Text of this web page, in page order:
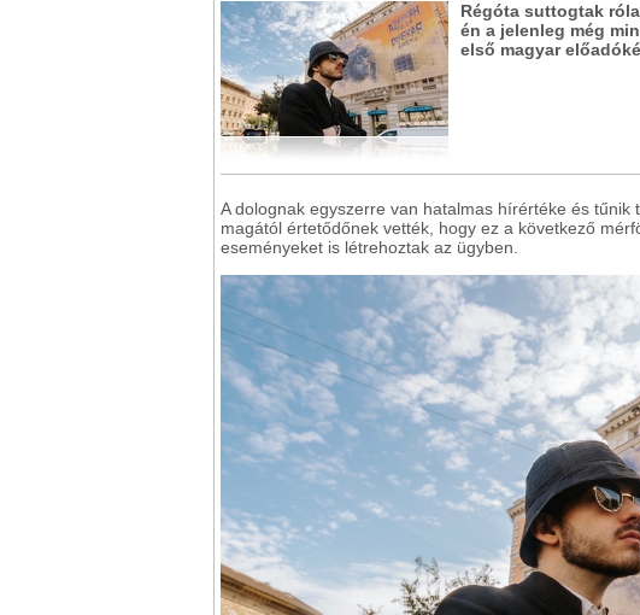
Régóta suttogtak
én a jelenleg még
első magyar
A dolognak egyszerre van hatalmas hírértéke és
magától értetődőnek vették, hogy ez a következő
eseményeket is létrehoztak az ügyben.